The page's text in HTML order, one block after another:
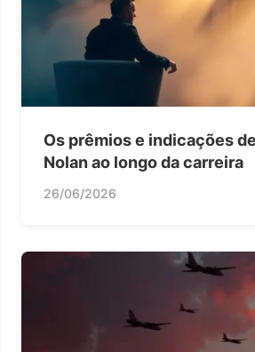
Os prêmios e indicações
Nolan ao longo da carreira
26/06/2026